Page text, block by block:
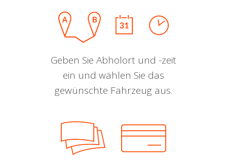
Geben Sie Abholort und -zeit
ein und wählen Sie das
gewünschte Fahrzeug aus.